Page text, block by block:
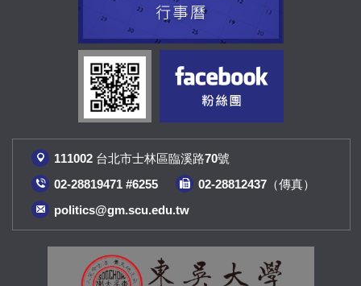
111002 台北市士林區臨溪路70號
02-28819471 #6255
02-28812437（傳真）
politics@gm.scu.edu.tw